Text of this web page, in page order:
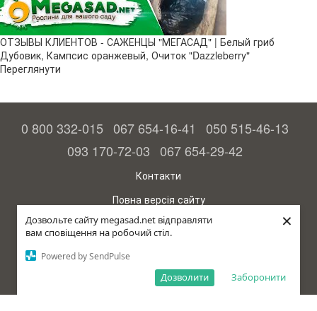
Дозвольте сайту megasad.net відправляти
вам сповіщення на робочий стіл.
Powered by SendPulse
Заборонити
Дозволити
×
ОТЗЫВЫ КЛИЕНТОВ - САЖЕНЦЫ "МЕГАСАД" | Белый гриб
Дубовик, Кампсис оранжевый, Очиток "Dazzleberry"
Переглянути
0 800 332-015 067 654-16-41
050 515-46-13
093 170-72-03 067 654-29-42
Контакти
Повна версія сайту
© 2015—2026
Megasad – гарантія високого врожаю
рус (країна-терорист)